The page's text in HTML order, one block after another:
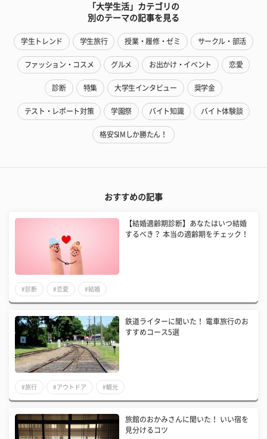
「大学生活」カテゴリの
別のテーマの記事を見る
学生トレンド 学生旅行 授業・履修・ゼミ サークル・部活
ファッション・コスメ グルメ お出かけ・イベント 恋愛
診断 特集 大学生インタビュー 奨学金
テスト・レポート対策 学園祭 バイト知識 バイト体験談
格安SIMしか勝たん！
おすすめの記事
【結婚適齢期診断】あなたはいつ結婚
するべき？ 本当の適齢期をチェック！
#診断 #恋愛 #結婚
鉄道ライターに聞いた！ 電車旅行のお
すすめコース5選
#旅行 #アウトドア #観光
旅館のおかみさんに聞いた！ いい宿を
見分けるコツ